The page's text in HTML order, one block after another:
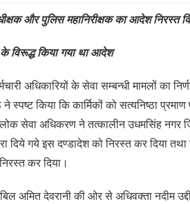
और पुलिस महानिरीक्षक का आदेश निरस्त
विरूद्ध किया गया था आदेश
अधिकारियों के सेवा सम्बन्धी मामलों का
स्पष्ट किया कि कार्मिकों को सत्यनिष्ठा प्रमाण
सेवा अधिकरण ने तत्कालीन उधमसिंह नगर
दिये गये इस दण्डादेश को निरस्त कर दिया
कर दिया।
अमित देवरानी की ओर से अधिवक्ता नदीम